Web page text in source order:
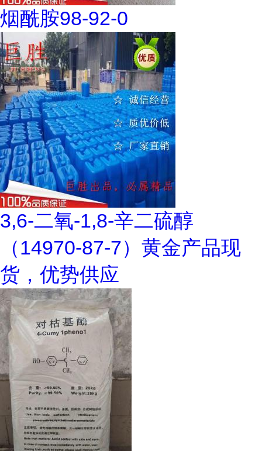
烟酰胺98-92-0
3,6-二氧-1,8-辛二硫醇
（14970-87-7）黄金产品现
货，优势供应